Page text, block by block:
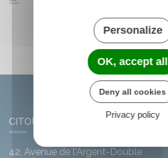
CITOU
42, Avenue de l'Argent-Double
Personalize
OK, accept all
Deny all cookies
Privacy policy